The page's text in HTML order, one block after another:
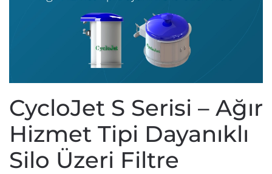
CycloJet S Serisi – Ağır
Hizmet Tipi Dayanıklı
Silo Üzeri Filtre